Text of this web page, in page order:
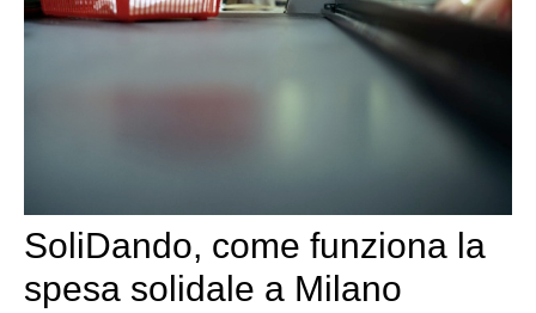
SoliDando, come funziona la
spesa solidale a Milano